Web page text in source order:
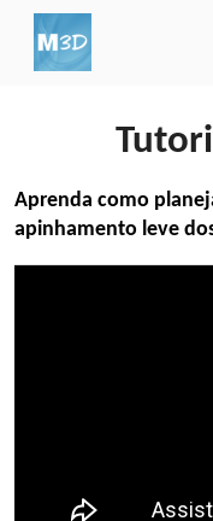
Aprenda como
apinhamento leve